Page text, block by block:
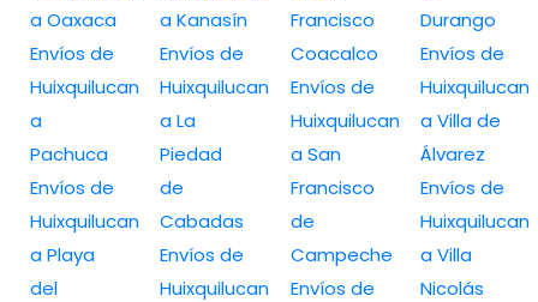
a Oaxaca
Envíos de
Huixquilucan
a
Pachuca
Envíos de
Huixquilucan
a Playa
del
a Kanasín
Envíos de
Huixquilucan
a La
Piedad
de
Cabadas
Envíos de
Huixquilucan
Francisco
Coacalco
Envíos de
Huixquilucan
a San
Francisco
de
Campeche
Envíos de
Durango
Envíos de
Huixquilucan
a Villa de
Álvarez
Envíos de
Huixquilucan
a Villa
Nicolás